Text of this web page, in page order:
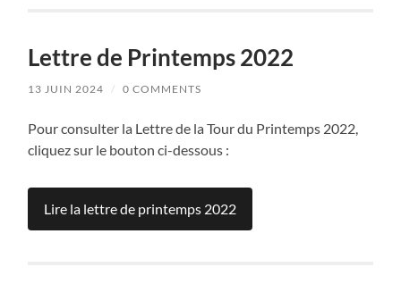
Lettre de Printemps 2022
13 JUIN 2024 / 0 COMMENTS
Pour consulter la Lettre de la Tour du Printemps 2022,
cliquez sur le bouton ci-dessous :
Lire la lettre de printemps 2022